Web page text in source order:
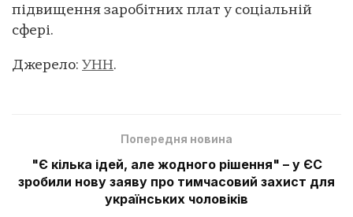
підвищення заробітних плат у соціальній
сфері.
Джерело: УНН.
Попередня новина
"Є кілька ідей, але жодного рішення" – у ЄС
зробили нову заяву про тимчасовий захист для
українських чоловіків